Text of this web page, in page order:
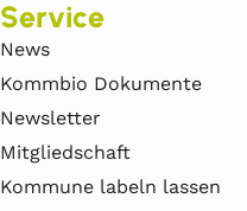
Service
News
Kommbio Dokumente
Newsletter
Mitgliedschaft
Kommune labeln lassen